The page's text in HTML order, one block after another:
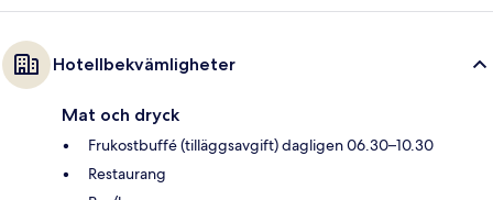
Hotellbekvämligheter
Mat och dryck
Frukostbuffé (tilläggsavgift) dagligen 06.30–10.30
Restaurang